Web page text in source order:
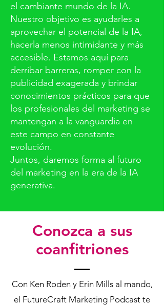
el cambiante mundo de la IA.
Nuestro objetivo es ayudarles a
aprovechar el potencial de la IA,
hacerla menos intimidante y más
accesible. Estamos aquí para
derribar barreras, romper con la
publicidad exagerada y brindar
conocimientos prácticos para que
los profesionales del marketing se
mantengan a la vanguardia en
este campo en constante
evolución.
Juntos, daremos forma al futuro
del marketing en la era de la IA
generativa.
Conozca a sus
coanfitriones
Con Ken Roden y Erin Mills al mando,
el FutureCraft Marketing Podcast te